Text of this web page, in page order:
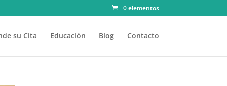
0 elementos
su Cita Educación Blog Contacto